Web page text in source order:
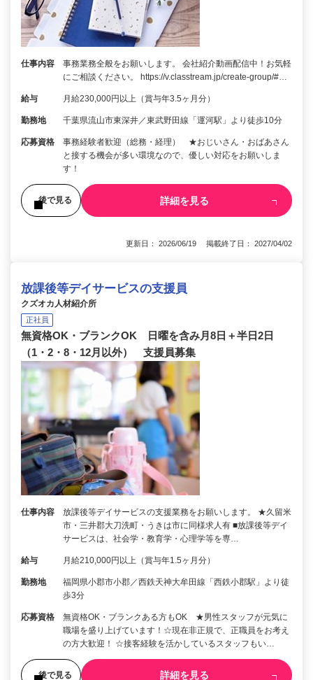
仕事内容
事務業務全般をお願いします。 会社紹介動画配信中！お気軽
にご相談ください。 https://v.classtream.jp/create-group/#…
給与 月給230,000円以上（賞与年3.5ヶ月分）
勤務地 千葉県流山市東深井／東武野田線「運河駅」より徒歩10分
応募資格
事務経験者歓迎（総務・経理） ★おじいさん・おばあさん
と接する機会が多い環境なので、優しい対応をお願いしま
す！
後で見る 詳細を見る
更新日： 2026/06/19 掲載終了日： 2027/04/02
放課後等デイサービスの支援員
クズオカ人材紹介所
正社員
無資格OK・ブランクOK 日曜を含み月8日＋半日2日
（1・2・8・12月以外） 支援員募集
仕事内容
放課後等デイサービスの支援業務をお願いします。 ★久留米
市・三井郡大刀洗町・うきは市に同様求人有 ■放課後等デイ
サービスは、社会学・教育学・心理学等を専…
給与 月給210,000円以上（賞与年1.5ヶ月分）
勤務地
福岡県小郡市小郡／西鉄天神大牟田線「西鉄小郡駅」より徒
歩3分
応募資格
無資格OK・ブランクある方もOK ★男性スタッフが元気に
職場を盛り上げています！☆現在非正規で、正職員をお考え
の方大歓迎！ ☆接客経験を活かしているスタッフもい…
後で見る 詳細を見る